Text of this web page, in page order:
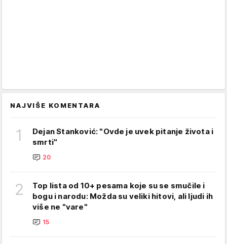
NAJVIŠE KOMENTARA
1
Dejan Stanković: "Ovde je uvek pitanje života i
smrti"
20
2
Top lista od 10+ pesama koje su se smučile i
bogu i narodu: Možda su veliki hitovi, ali ljudi ih
više ne "vare"
15